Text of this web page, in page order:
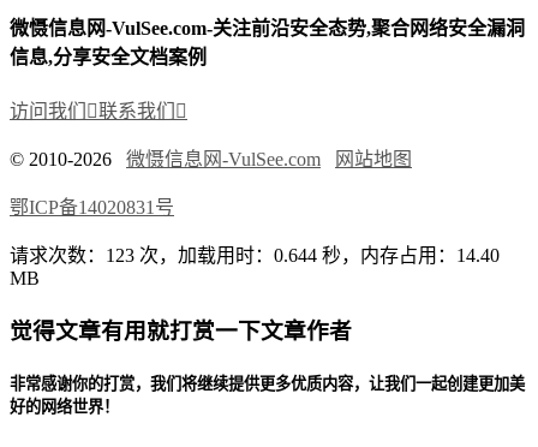
微慑信息网-VulSee.com-关注前沿安全态势,聚合网络安全漏洞
信息,分享安全文档案例
访问我们 联系我们 
© 2010-2026 微慑信息网-VulSee.com 网站地图
鄂ICP备14020831号
请求次数：123 次，加载用时：0.644 秒，内存占用：14.40
MB
觉得文章有用就打赏一下文章作者
非常感谢你的打赏，我们将继续提供更多优质内容，让我们一起创建更加美
好的网络世界！